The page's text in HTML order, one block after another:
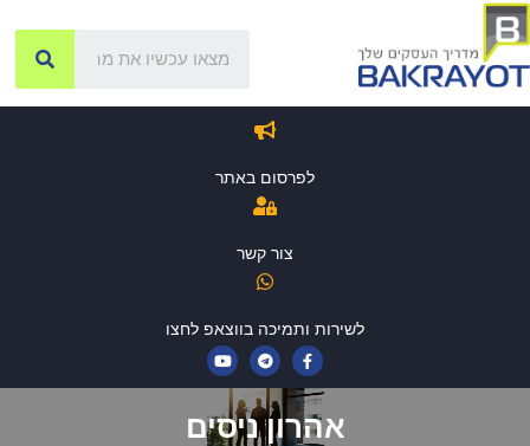
לפרסום באתר
צור קשר
לשירות ותמיכה בווצאפ לחצו
אהרון ניסים